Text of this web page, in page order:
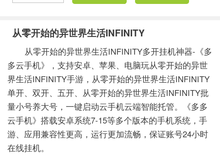
从零开始的异世界生活INFINITY
从零开始的异世界生活INFINITY多开挂机神器-《多
多云手机》，支持安卓、苹果、电脑玩从零开始的异世
界生活INFINITY手游，从零开始的异世界生活INFINITY
单开、双开、五开、从零开始的异世界生活INFINITY批
量小号养大号，一键启动云手机云端智能托管。《多多
云手机》搭载安卓系统7-15等多个版本的手机系统，手
游、应用兼容性更高，运行更加流畅，保证账号24小时
在线挂机。